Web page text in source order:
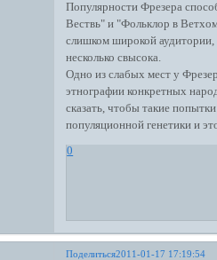
Популярности Фрезера
Вествь" и "Фольклор в
слишком широкой аудитории,
несколько свысока.
Одно из слабых мест у
этнографии конкретных
сказать, чтобы такие
популяционной генетики и
0
Поделиться2011-01-17 17:19:54